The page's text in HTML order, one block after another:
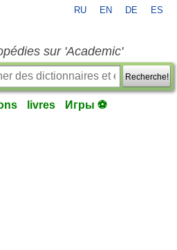
RU EN DE ES
sur 'Academic'
Recherche!
livres Игры ⚽